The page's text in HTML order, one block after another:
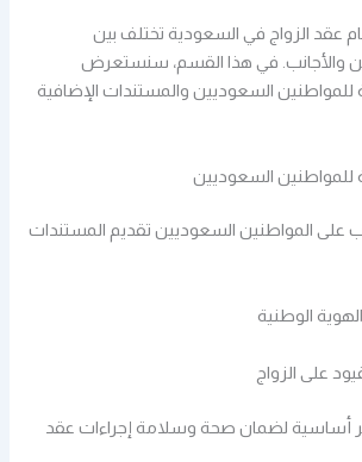
عقد الزواج في السعودية تختلف بين
والأجانب. في هذا القسم، سنستعرض
للمواطنين السعوديين والمستندات الإضافية
للمواطنين السعوديين
على المواطنين السعوديين تقديم المستندات
الوطنية
على الزواج
أساسية لضمان صحة وسلامة إجراءات عقد